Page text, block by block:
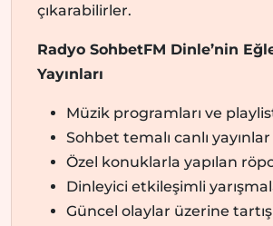
çıkarabilirler.
Radyo SohbetFM Dinle’nin
Yayınları
Müzik programları ve
Sohbet temalı canlı yayınlar
Özel konuklarla yapılan
Dinleyici etkileşimli
Güncel olaylar üzerine